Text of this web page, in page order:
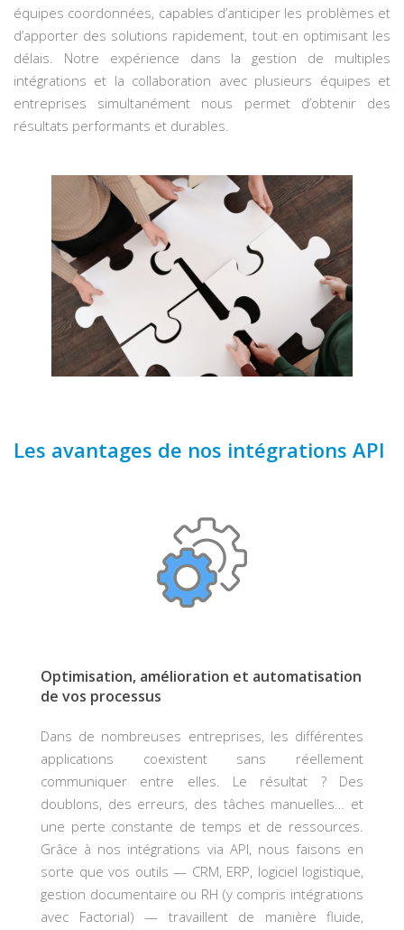
équipes coordonnées, capables d’anticiper les problèmes et
d’apporter des solutions rapidement, tout en optimisant les
délais. Notre expérience dans la gestion de multiples
intégrations et la collaboration avec plusieurs équipes et
entreprises simultanément nous permet d’obtenir des
résultats performants et durables.
Les avantages de nos intégrations API
Optimisation, amélioration et automatisation
de vos processus
Dans de nombreuses entreprises, les différentes
applications coexistent sans réellement
communiquer entre elles. Le résultat ? Des
doublons, des erreurs, des tâches manuelles… et
une perte constante de temps et de ressources.
Grâce à nos intégrations via API, nous faisons en
sorte que vos outils — CRM, ERP, logiciel logistique,
gestion documentaire ou RH (y compris intégrations
avec Factorial) — travaillent de manière fluide,